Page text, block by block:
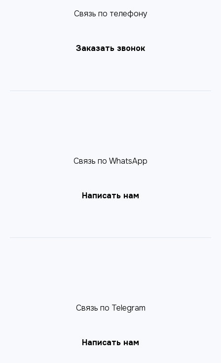
Cвязь по телефону
Заказать звонок
Связь по WhatsApp
Написать нам
Связь по Telegram
Написать нам